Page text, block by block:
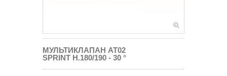
МУЛЬТИКЛАПАН AT02
SPRINT H.180/190 - 30 °